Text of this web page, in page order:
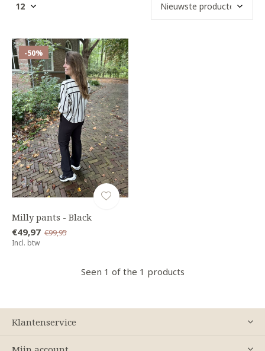
-50%
Milly pants - Black
€49,97 €99,95
Incl. btw
Seen 1 of the 1 products
Klantenservice